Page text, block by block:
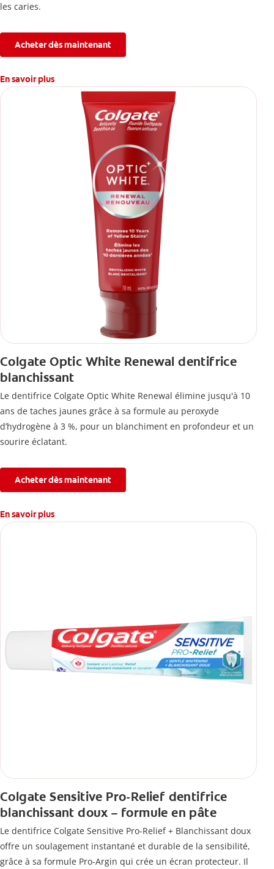
les caries.
Acheter dès maintenant
En savoir plus
Colgate Optic White Renewal dentifrice
blanchissant
Le dentifrice Colgate Optic White Renewal élimine jusqu'à 10
ans de taches jaunes grâce à sa formule au peroxyde
d’hydrogène à 3 %, pour un blanchiment en profondeur et un
sourire éclatant.
Acheter dès maintenant
En savoir plus
Colgate Sensitive Pro-Relief dentifrice
blanchissant doux – formule en pâte
Le dentifrice Colgate Sensitive Pro-Relief + Blanchissant doux
offre un soulagement instantané et durable de la sensibilité,
grâce à sa formule Pro-Argin qui crée un écran protecteur. Il